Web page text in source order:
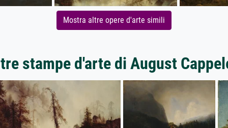
Mostra altre opere d'arte simili
stampe d'arte di August